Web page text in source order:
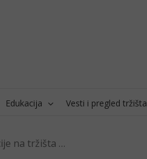
Edukacija Vesti i pregled tržišta
Kako utiču vesti i ekonomske informacije na tržišta i kako mogu biti korak ispred njih?